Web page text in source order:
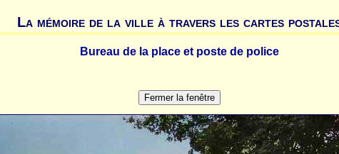
La mémoire de la ville à travers les cartes
Bureau de la place et poste de police